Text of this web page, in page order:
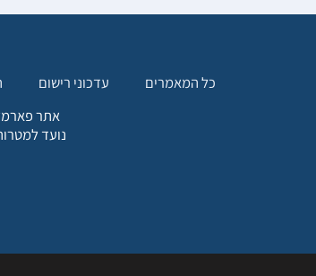
כל המאמרים עדכוני רישום
אתר
נועד